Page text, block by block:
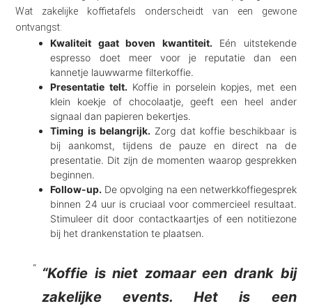
Wat zakelijke koffietafels onderscheidt van een gewone
ontvangst:
Kwaliteit gaat boven kwantiteit. Eén uitstekende
espresso doet meer voor je reputatie dan een
kannetje lauwwarme filterkoffie.
Presentatie telt. Koffie in porselein kopjes, met een
klein koekje of chocolaatje, geeft een heel ander
signaal dan papieren bekertjes.
Timing is belangrijk. Zorg dat koffie beschikbaar is
bij aankomst, tijdens de pauze en direct na de
presentatie. Dit zijn de momenten waarop gesprekken
beginnen.
Follow-up. De opvolging na een netwerkkoffiegesprek
binnen 24 uur is cruciaal voor commercieel resultaat.
Stimuleer dit door contactkaartjes of een notitiezone
bij het drankenstation te plaatsen.
“Koffie is niet zomaar een drank bij
zakelijke events. Het is een